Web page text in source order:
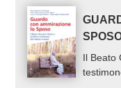
Il Beato